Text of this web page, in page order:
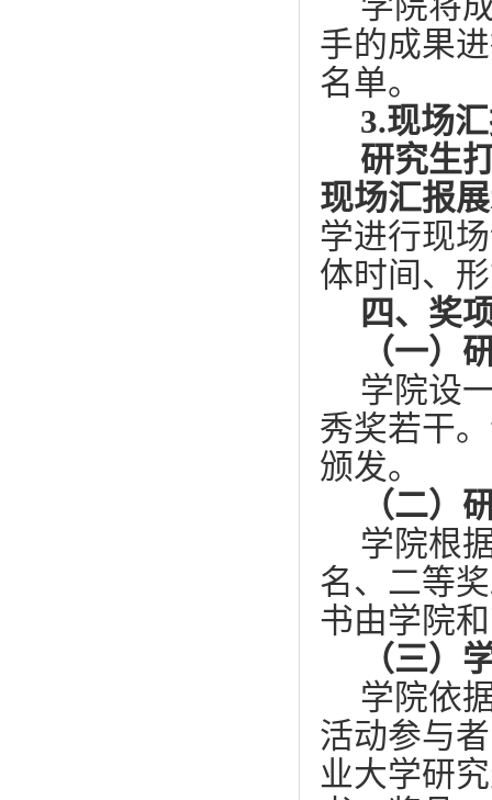
手的成果
名单。
3.现场
研究生
现场汇报
学进行现
体时间、
四、奖
（一）
学院设
秀奖若干
颁发。
（二）
学院根
名、二等
书由学院
（三）
学院依
活动参与
业大学研